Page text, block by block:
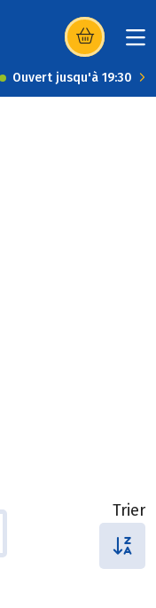
(s’ouvre dans
Ouvert jusqu'à 19:30
Trier